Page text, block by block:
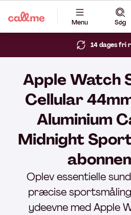
Menu Søg
14 dages fri
Apple Watch
Cellular
Aluminium
Midnight
Oplev essentielle
præcise
ydeevne med Apple